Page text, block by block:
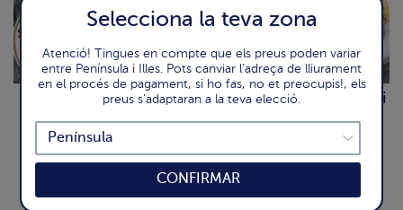
Brushetta d'espinacs a
Proveu aquest fàcil i ràpid
Amanida de tomàquet i
Selecciona la teva zona
Atenció! Tingues en compte que els preus poden variar
entre Península i Illes. Pots canviar l'adreça de lliurament
en el procés de pagament, si ho fas, no et preocupis!, els
preus s'adaptaran a la teva elecció.
CONFIRMAR